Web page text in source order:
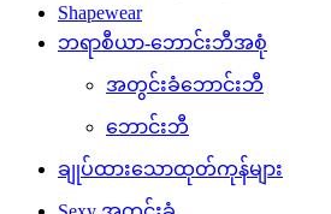
Shapewear
ဘရာစီယာ-ဘောင်းဘီအစုံ
အတွင်းခံဘောင်းဘီ
ဘောင်းဘီ
ချုပ်ထားသောထုတ်ကုန်များ